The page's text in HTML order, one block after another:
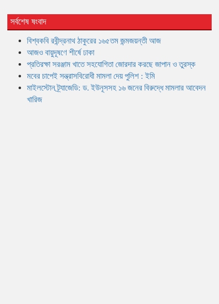
সর্বশেষ ষংবাদ
বিশ্বকবি রবীন্দ্রনাথ ঠাকুরের ১৬৫তম জন্মজয়ন্তী আজ
আজও বায়ুদূষণে শীর্ষে ঢাকা
প্রতিরক্ষা সরঞ্জাম খাতে সহযোগিতা জোরদার করছে জাপান ও তুরস্ক
মবের চাপেই সন্ত্রাসবিরোধী মামলা দেয় পুলিশ : ইমি
মাইলস্টোন ট্র্যাজেডি: ড. ইউনূসসহ ১৬ জনের বিরুদ্ধে মামলার আবেদন
খারিজ